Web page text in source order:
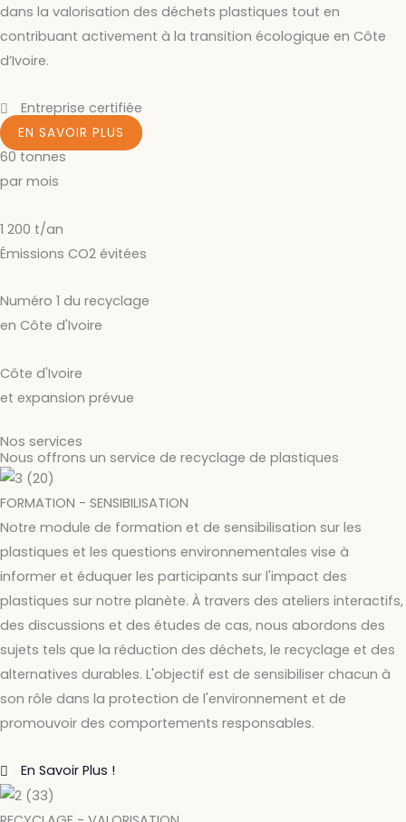
dans la valorisation des déchets plastiques tout en
contribuant activement à la transition écologique en Côte
d’Ivoire.
Entreprise certifiée
EN SAVOIR PLUS
60 tonnes
par mois​
1 200 t/an
Émissions CO2 évitées
Numéro 1 du recyclage
en Côte d'Ivoire
Côte d'Ivoire
et expansion prévue
Nos services
Nous offrons un service de recyclage de plastiques
FORMATION - SENSIBILISATION
Notre module de formation et de sensibilisation sur les
plastiques et les questions environnementales vise à
informer et éduquer les participants sur l'impact des
plastiques sur notre planète. À travers des ateliers interactifs,
des discussions et des études de cas, nous abordons des
sujets tels que la réduction des déchets, le recyclage et des
alternatives durables. L'objectif est de sensibiliser chacun à
son rôle dans la protection de l'environnement et de
promouvoir des comportements responsables.
En Savoir Plus !